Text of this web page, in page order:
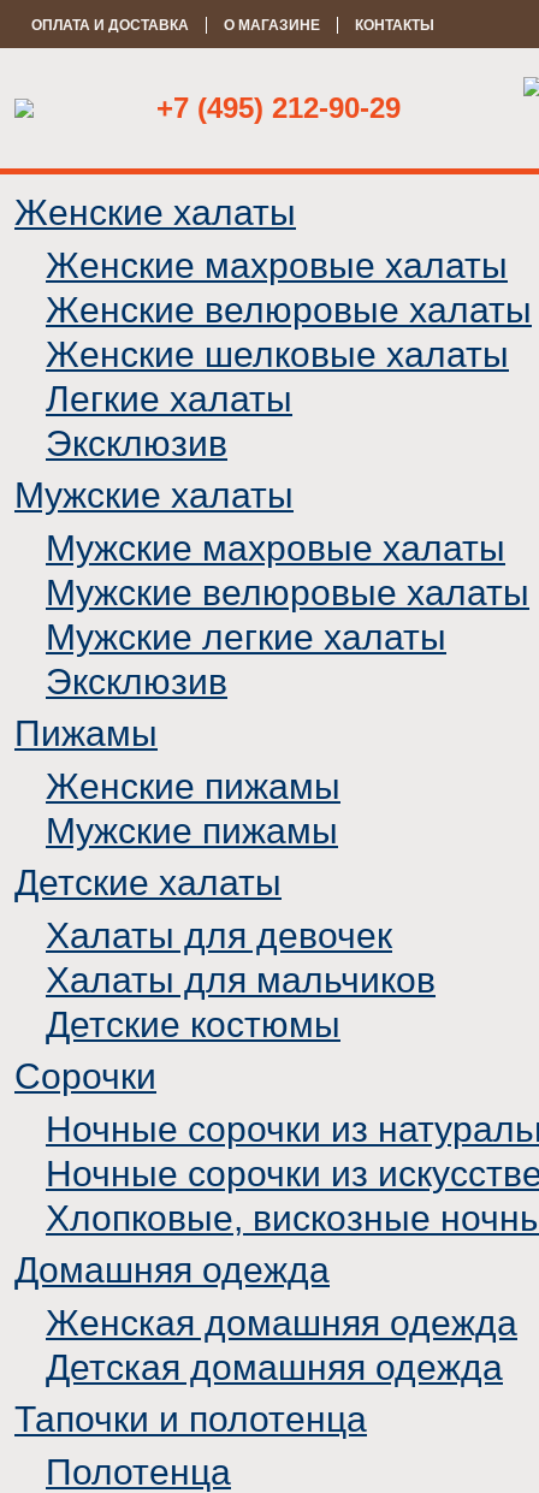
ОПЛАТА И ДОСТАВКА О МАГАЗИНЕ КОНТАКТЫ
+7 (495) 212-90-29
Женские халаты
Женские махровые халаты
Женские велюровые халаты
Женские шелковые халаты
Легкие халаты
Эксклюзив
Мужские халаты
Мужские махровые халаты
Мужские велюровые халаты
Мужские легкие халаты
Эксклюзив
Пижамы
Женские пижамы
Мужские пижамы
Детские халаты
Халаты для девочек
Халаты для мальчиков
Детские костюмы
Сорочки
Ночные сорочки из
Ночные сорочки из
Хлопковые, вискозные
Домашняя одежда
Женская домашняя одежда
Детская домашняя одежда
Тапочки и полотенца
Полотенца